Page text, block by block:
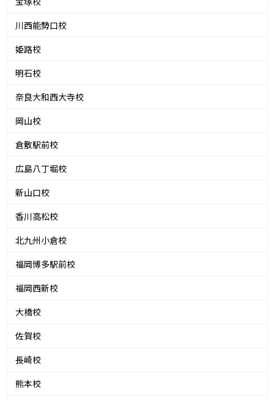
川西能勢口校
姫路校
明石校
奈良大和西大寺校
岡山校
倉敷駅前校
広島八丁堀校
新山口校
香川高松校
北九州小倉校
福岡博多駅前校
福岡西新校
大橋校
佐賀校
長崎校
熊本校